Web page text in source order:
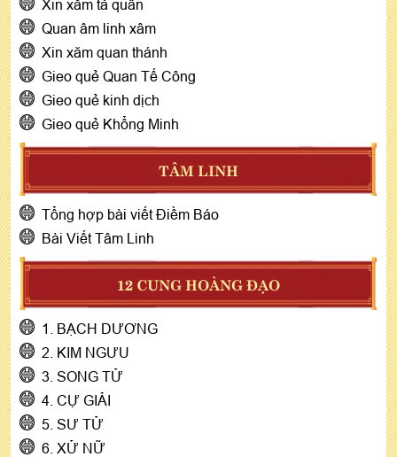
Xin xăm tả quân
Quan âm linh xâm
Xin xăm quan thánh
Gieo quẻ Quan Tế Công
Gieo quẻ kinh dịch
Gieo quẻ Khổng Minh
TÂM LINH
Tổng hợp bài viết Điềm Báo
Bài Viết Tâm Linh
12 CUNG HOÀNG ĐẠO
1. BẠCH DƯƠNG
2. KIM NGƯU
3. SONG TỬ
4. CỰ GIẢI
5. SƯ TỬ
6. XỬ NỮ